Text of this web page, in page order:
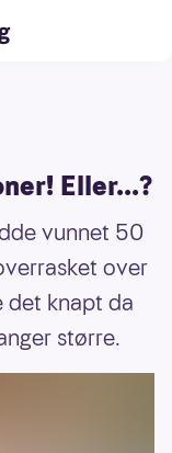
Eller...?
vunnet 50
over
det knapt da
større.